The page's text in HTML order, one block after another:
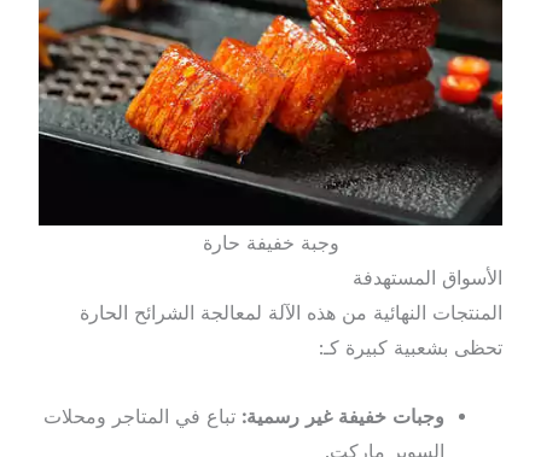
وجبة خفيفة حارة
الأسواق المستهدفة
المنتجات النهائية من هذه الآلة لمعالجة الشرائح الحارة
تحظى بشعبية كبيرة كـ:
وجبات خفيفة غير رسمية: تباع في المتاجر ومحلات
السوبر ماركت.